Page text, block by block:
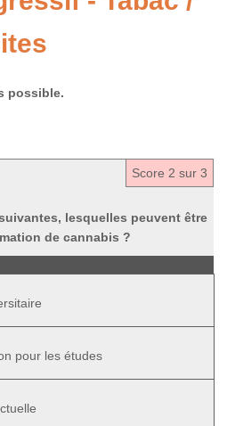
possible.
Score 2 sur 3
lesquelles peuvent être
de cannabis ?
pour les études